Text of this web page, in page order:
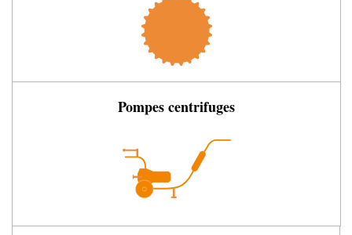
Pompes centrifuges